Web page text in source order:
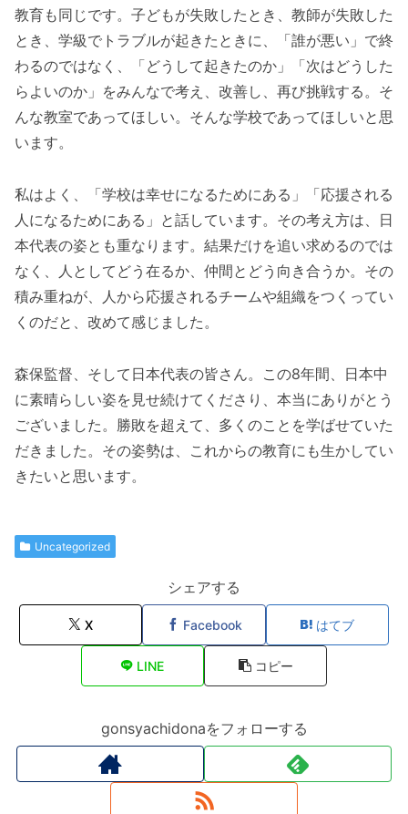
教育も同じです。子どもが失敗したとき、教師が失敗した
とき、学級でトラブルが起きたときに、「誰が悪い」で終
わるのではなく、「どうして起きたのか」「次はどうした
らよいのか」をみんなで考え、改善し、再び挑戦する。そ
んな教室であってほしい。そんな学校であってほしいと思
います。
私はよく、「学校は幸せになるためにある」「応援される
人になるためにある」と話しています。その考え方は、日
本代表の姿とも重なります。結果だけを追い求めるのでは
なく、人としてどう在るか、仲間とどう向き合うか。その
積み重ねが、人から応援されるチームや組織をつくってい
くのだと、改めて感じました。
森保監督、そして日本代表の皆さん。この8年間、日本中
に素晴らしい姿を見せ続けてくださり、本当にありがとう
ございました。勝敗を超えて、多くのことを学ばせていた
だきました。その姿勢は、これからの教育にも生かしてい
きたいと思います。
Uncategorized
シェアする
X Facebook はてブ
LINE コピー
gonsyachidonaをフォローする